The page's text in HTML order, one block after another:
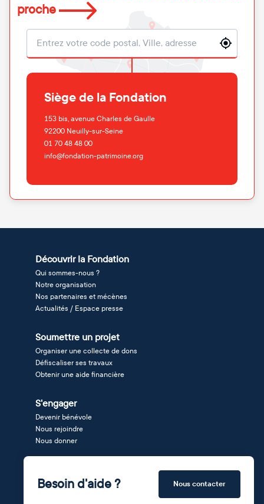
proche
Localisation
Siège de la Fondation
153 bis, avenue Charles de Gaulle
92200 Neuilly-sur-Seine
01 70 48 48 00
info@fondation-patrimoine.org
Découvrir la Fondation
Qui sommes-nous ?
Notre organisation
Nos partenaires et mécènes
Actualités / Espace presse
Soumettre un projet
Organiser une collecte de dons
Défiscaliser ses travaux
Obtenir une aide financière
S'engager
Devenir bénévole
Nous rejoindre
Nous donner
Besoin d'aide ? Nous contacter